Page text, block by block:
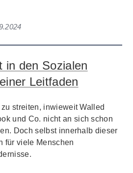
in den Sozialen
Leitfaden
streiten, inwieweit Walled
und Co. nicht an sich schon
Doch selbst innerhalb dieser
für viele Menschen